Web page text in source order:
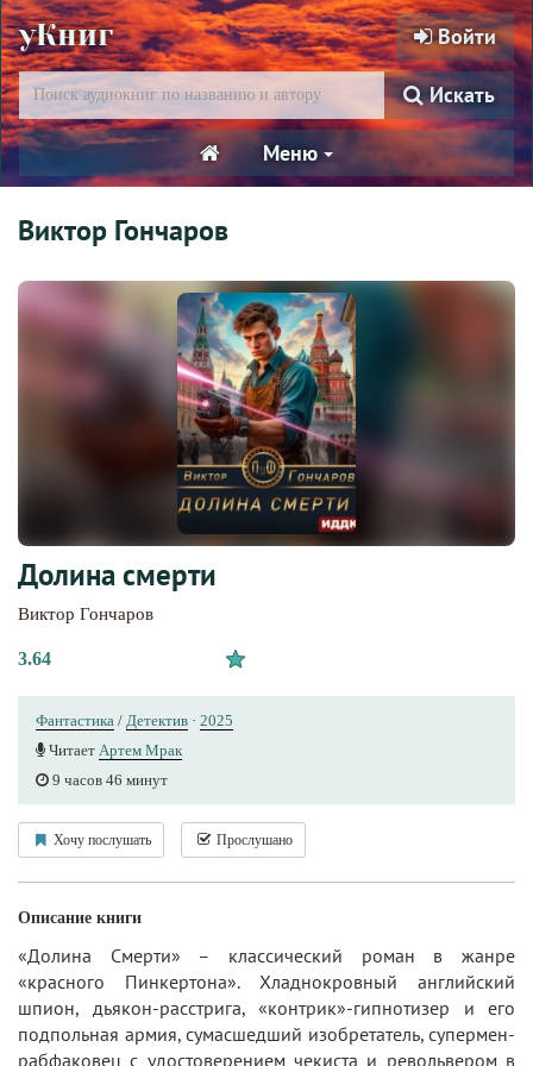
уКниг Войти
Искать
Меню
Виктор Гончаров
Долина смерти
Виктор Гончаров
3.64
Фантастика / Детектив · 2025
Читает Артем Мрак
9 часов 46 минут
Хочу послушать Прослушано
Описание книги
«Долина Смерти» – классический роман в жанре
«красного Пинкертона». Хладнокровный английский
шпион, дьякон-расстрига, «контрик»-гипнотизер и его
подпольная армия, сумасшедший изобретатель, супермен-
рабфаковец с удостоверением чекиста и револьвером в